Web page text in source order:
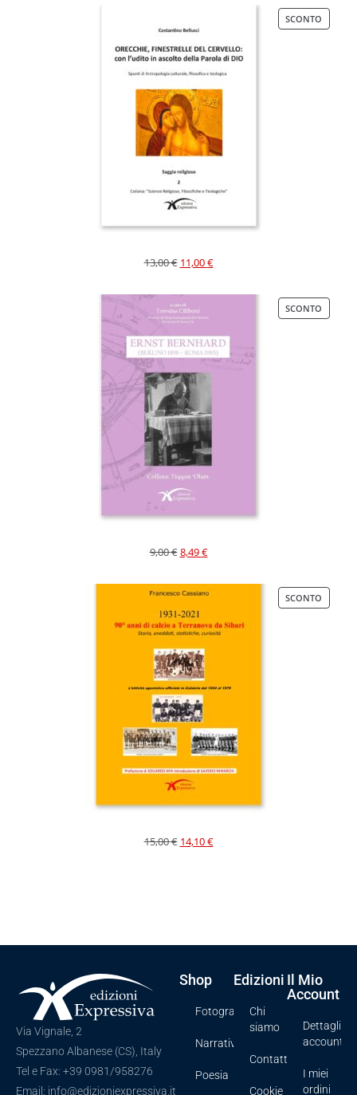
SCONTO
13,00€ 11,00€
SCONTO
9,00€8,49€
SCONTO
15,00€ 14,10€
Via Vignale, 2
Spezzano Albanese (CS), Italy
Tel e Fax: +39 0981/958276
Email: info@edizioniexpressiva.it
Shop
Fotografia
Narrativa
Poesia
Edizioni
Chi
siamo
Contatti
Cookie
Il Mio
Account
Dettagli
account
I miei
ordini